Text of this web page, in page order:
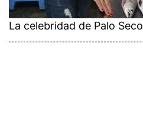
La celebridad de Palo Seco